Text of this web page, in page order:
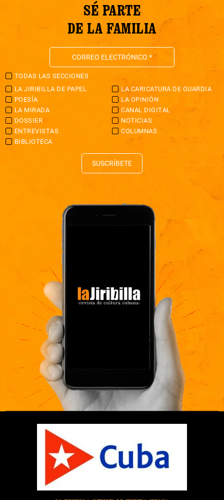
SÉ PARTE
DE LA FAMILIA
TODAS LAS SECCIONES
LA JIRIBILLA DE PAPEL
LA CARICATURA DE GUARDIA
POESÍA
LA OPINIÓN
LA MIRADA
CANAL DIGITAL
DOSSIER
NOTICIAS
ENTREVISTAS
COLUMNAS
BIBLIOTECA
SUSCRÍBETE